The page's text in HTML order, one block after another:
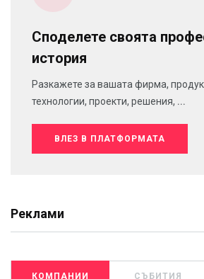
Споделете своята
история
Разкажете за вашата фирма,
технологии, проекти, решения, ...
ВЛЕЗ В ПЛАТФОРМАТА
Реклами
КОМПАНИИ СЪБИТИЯ